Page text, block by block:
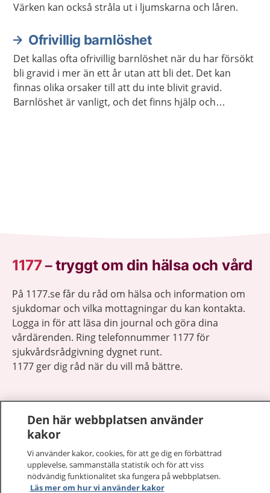
Värken kan också stråla ut i ljumskarna och låren.
Ofrivillig barnlöshet
Det kallas ofta ofrivillig barnlöshet när du har försökt
bli gravid i mer än ett år utan att bli det. Det kan
finnas olika orsaker till att du inte blivit gravid.
Barnlöshet är vanligt, och det finns hjälp och
1177–tryggt om din hälsa och vård
På 1177.se får du råd om hälsa och information om
sjukdomar och vilka mottagningar du kan kontakta.
Logga in för att läsa din journal och göra dina
vårdärenden. Ring telefonnummer 1177 för
sjukvårdsrådgivning dygnet runt.
1177 ger dig råd när du vill må bättre.
1177 på flera språk
Om 1177
Den här webbplatsen använder
kakor
Vi använder kakor, cookies, för att ge dig en förbättrad
upplevelse, sammanställa statistik och för att viss
nödvändig funktionalitet ska fungera på webbplatsen.
Läs mer om hur vi använder kakor